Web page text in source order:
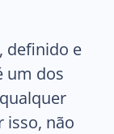
definido e
um dos
isso, não